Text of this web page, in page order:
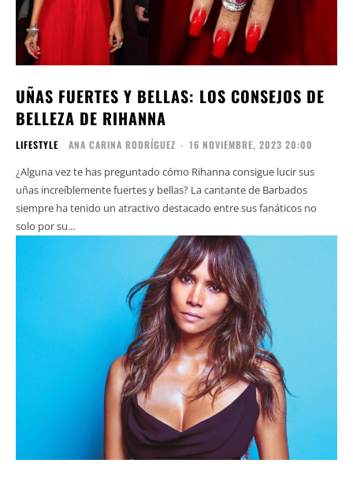
UÑAS FUERTES Y BELLAS: LOS CONSEJOS DE
BELLEZA DE RIHANNA
LIFESTYLE ANA CARINA RODRÍGUEZ - 16 NOVIEMBRE, 2023 20:00
¿Alguna vez te has preguntado cómo Rihanna consigue lucir sus
uñas increíblemente fuertes y bellas? La cantante de Barbados
siempre ha tenido un atractivo destacado entre sus fanáticos no
solo por su...